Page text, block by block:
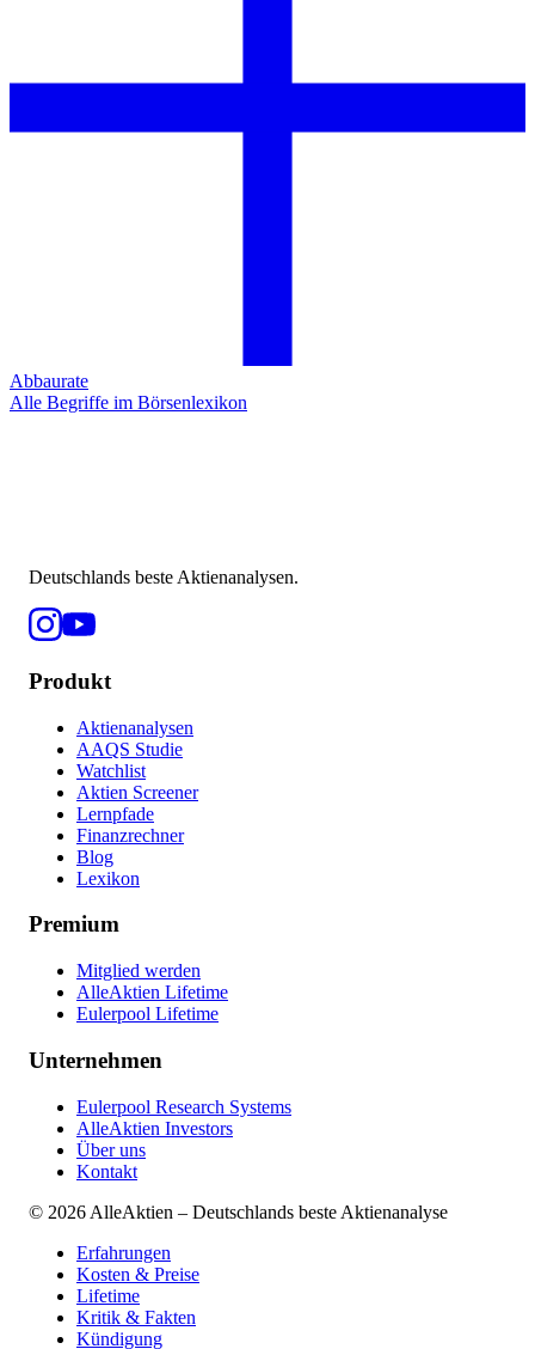
Abbaurate
Alle Begriffe im Börsenlexikon
Deutschlands beste Aktienanalysen.
Produkt
Aktienanalysen
AAQS Studie
Watchlist
Aktien Screener
Lernpfade
Finanzrechner
Blog
Lexikon
Premium
Mitglied werden
AlleAktien Lifetime
Eulerpool Lifetime
Unternehmen
Eulerpool Research Systems
AlleAktien Investors
Über uns
Kontakt
© 2026 AlleAktien – Deutschlands beste Aktienanalyse
Erfahrungen
Kosten & Preise
Lifetime
Kritik & Fakten
Kündigung